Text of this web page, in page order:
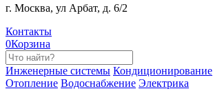
г. Москва, ул Арбат, д. 6/2
Контакты
0Корзина
Инженерные системы Кондиционирование
Отопление Водоснабжение Электрика